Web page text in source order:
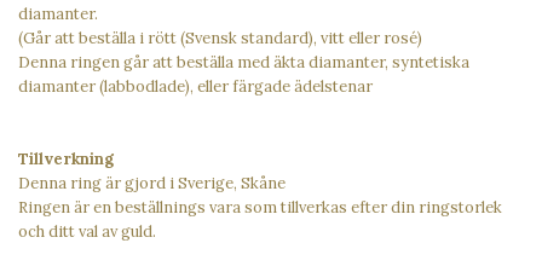
diamanter.
(Går att beställa i rött (Svensk standard), vitt eller rosé)
Denna ringen går att beställa med äkta diamanter, syntetiska
diamanter (labbodlade), eller färgade ädelstenar
Tillverkning
Denna ring är gjord i Sverige, Skåne
Ringen är en beställnings vara som tillverkas efter din ringstorlek
och ditt val av guld.